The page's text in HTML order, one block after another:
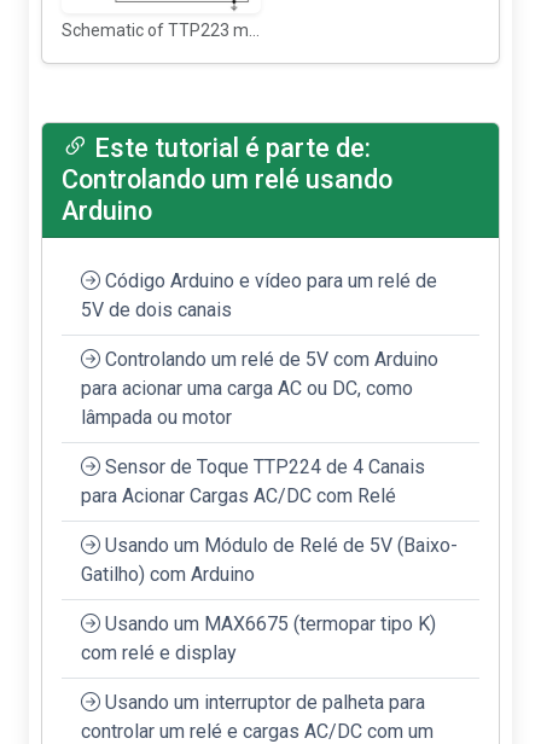
Este tutorial é parte de:
Controlando um relé usando
Arduino
Código Arduino e vídeo para um relé de
5V de dois canais
Controlando um relé de 5V com Arduino
para acionar uma carga AC ou DC, como
lâmpada ou motor
Sensor de Toque TTP224 de 4 Canais
para Acionar Cargas AC/DC com Relé
Usando um Módulo de Relé de 5V (Baixo-
Gatilho) com Arduino
Usando um MAX6675 (termopar tipo K)
com relé e display
Usando um interruptor de palheta para
controlar um relé e cargas AC/DC com um